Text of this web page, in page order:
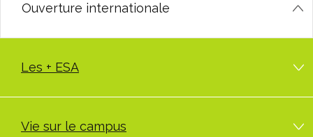
Ouverture internationale
Les + ESA
Vie sur le campus